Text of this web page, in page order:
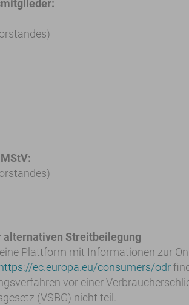
Streitbeilegung
Plattform mit Informationen zur
https://ec.europa.eu/consumers/odr
vor einer
(VSBG) nicht teil.